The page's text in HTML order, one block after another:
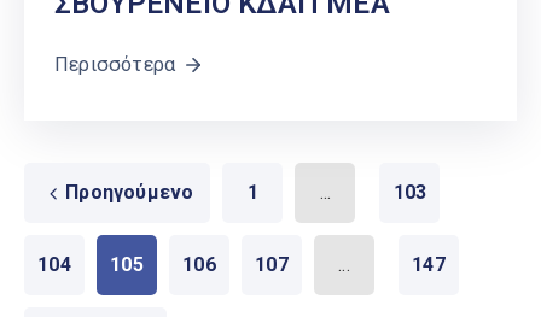
Περισσότερα
Προηγούμενο 1 ... 103
104 105 106 107 ... 147